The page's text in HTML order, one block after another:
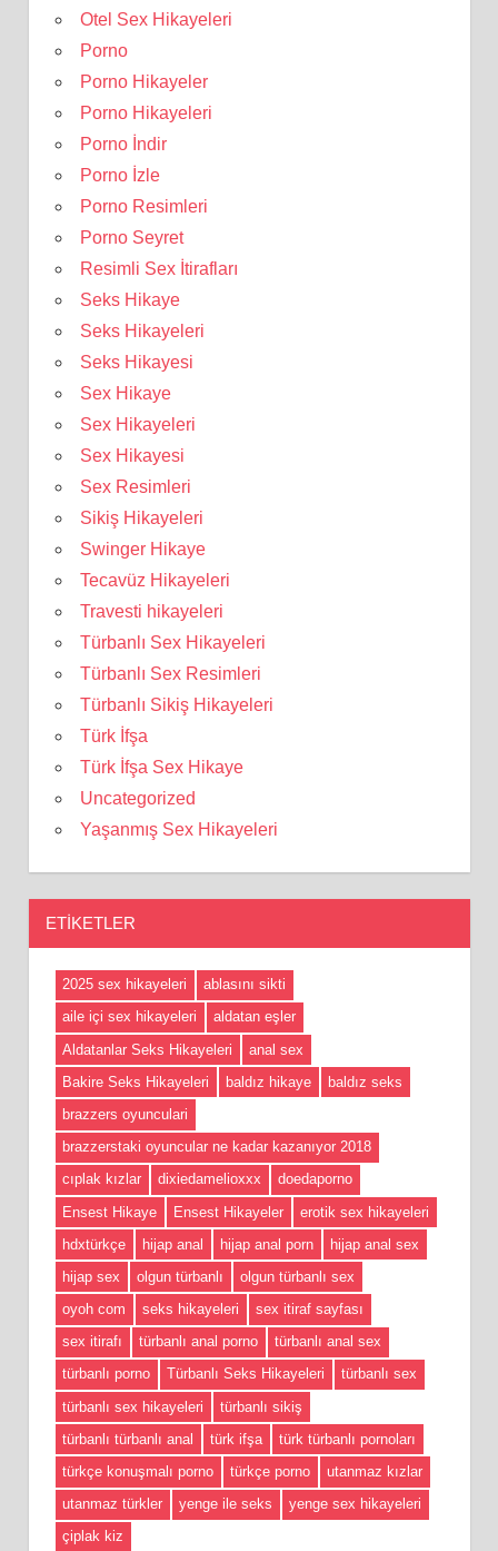
Otel Sex Hikayeleri
Porno
Porno Hikayeler
Porno Hikayeleri
Porno İndir
Porno İzle
Porno Resimleri
Porno Seyret
Resimli Sex İtirafları
Seks Hikaye
Seks Hikayeleri
Seks Hikayesi
Sex Hikaye
Sex Hikayeleri
Sex Hikayesi
Sex Resimleri
Sikiş Hikayeleri
Swinger Hikaye
Tecavüz Hikayeleri
Travesti hikayeleri
Türbanlı Sex Hikayeleri
Türbanlı Sex Resimleri
Türbanlı Sikiş Hikayeleri
Türk İfşa
Türk İfşa Sex Hikaye
Uncategorized
Yaşanmış Sex Hikayeleri
ETIKETLER
2025 sex hikayeleri
ablasını sikti
aile içi sex hikayeleri
aldatan eşler
Aldatanlar Seks Hikayeleri
anal sex
Bakire Seks Hikayeleri
baldız hikaye
baldız seks
brazzers oyunculari
brazzerstaki oyuncular ne kadar kazanıyor 2018
cıplak kızlar
dixiedamelioxxx
doedaporno
Ensest Hikaye
Ensest Hikayeler
erotik sex hikayeleri
hdxtürkçe
hijap anal hijap anal porn
hijap anal sex
hijap sex
olgun türbanlı
olgun türbanlı sex
oyoh com
seks hikayeleri
sex itiraf sayfası
sex itirafı
türbanlı anal porno
türbanlı anal sex
türbanlı porno
Türbanlı Seks Hikayeleri
türbanlı sex
türbanlı sex hikayeleri
türbanlı sikiş
türbanlı türbanlı anal
türk ifşa
türk türbanlı pornoları
türkçe konuşmalı porno
türkçe porno
utanmaz kızlar
utanmaz türkler
yenge ile seks
yenge sex hikayeleri
çiplak kiz